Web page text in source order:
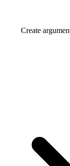
Create